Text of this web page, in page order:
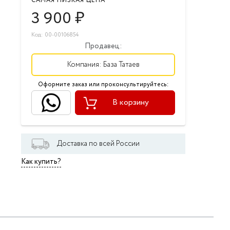
3 900₽
Код: 00-00106854
Продавец:
Компания: База Татаев
Оформите заказ или проконсультируйтесь:
В корзину
Доставка по всей России
Как купить?